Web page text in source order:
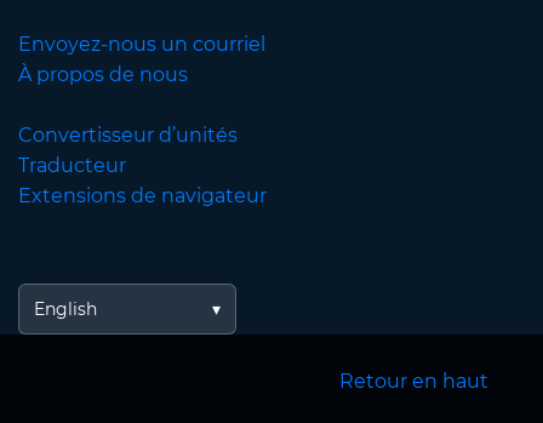
Envoyez-nous un courriel
À propos de nous
Convertisseur d’unités
Traducteur
Extensions de navigateur
English
Retour en haut